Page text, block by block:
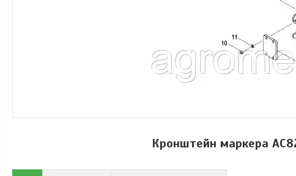
Кронштейн маркера